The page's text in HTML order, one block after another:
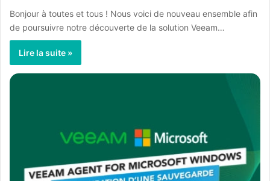
Bonjour à toutes et tous ! Nous voici de nouveau ensemble afin
de poursuivre notre découverte de la solution Veeam…
Lire la suite »